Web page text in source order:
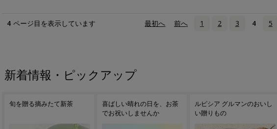
4 ページ目を表示しています 最初へ 前へ 1 2 3 4 5
新着情報・ピックアップ
喜ばしい晴れの日を、お茶
ルピシア グルマンのおいし
い贈りもの
お茶で想いを伝えませんか
お茶選びのヒントをご案内